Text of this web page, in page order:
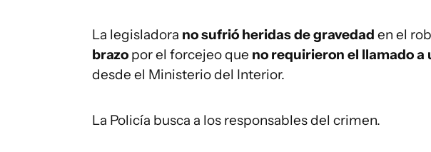
La legisladora no sufrió heridas de gravedad en el
brazo por el forcejeo que no requirieron el llamado a
desde el Ministerio del Interior.
La Policía busca a los responsables del crimen.